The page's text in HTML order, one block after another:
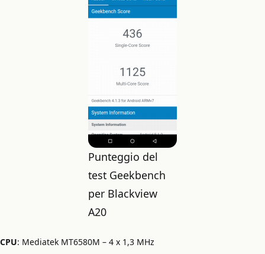
Punteggio del
test Geekbench
per Blackview
A20
CPU: Mediatek MT6580M – 4 x 1,3 MHz